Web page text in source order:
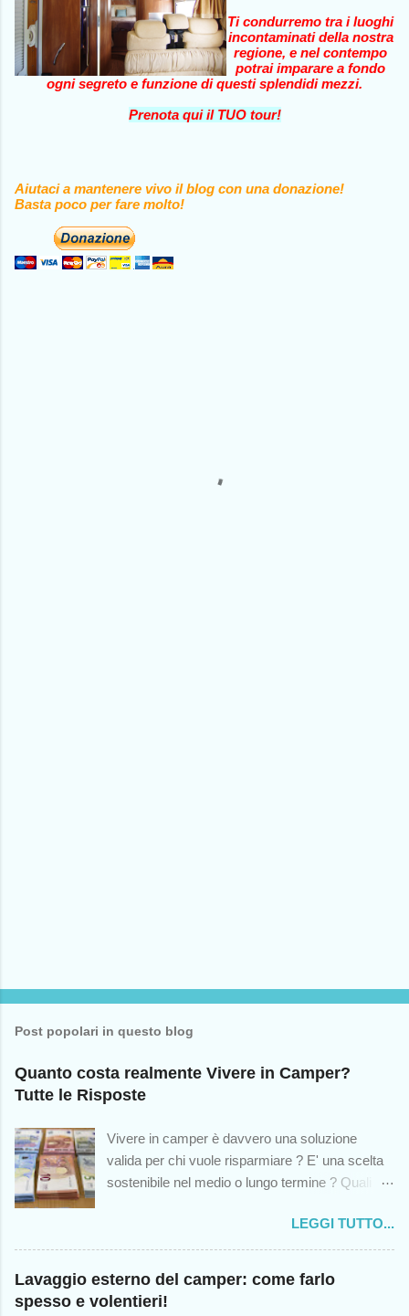
Ti condurremo tra i luoghi
incontaminati della nostra
regione, e nel contempo
potrai imparare a fondo
ogni segreto e funzione di questi splendidi mezzi.
Prenota qui il TUO tour!
Aiutaci a mantenere vivo il blog con una donazione!
Basta poco per fare molto!
Post popolari in questo blog
Quanto costa realmente Vivere in Camper?
Tutte le Risposte
Vivere in camper è davvero una soluzione
valida per chi vuole risparmiare ? E' una scelta
sostenibile nel medio o lungo termine ? Quali
Queste sono solo alcuni dei dubbi che colgono -
o dovrebbero cogliere - chiunque abbia mai
pensato di intraprendere questa scelta di vita, in
modo temporaneo o permanente. Sebbene
LEGGI TUTTO...
Lavaggio esterno del camper: come farlo
spesso e volentieri!